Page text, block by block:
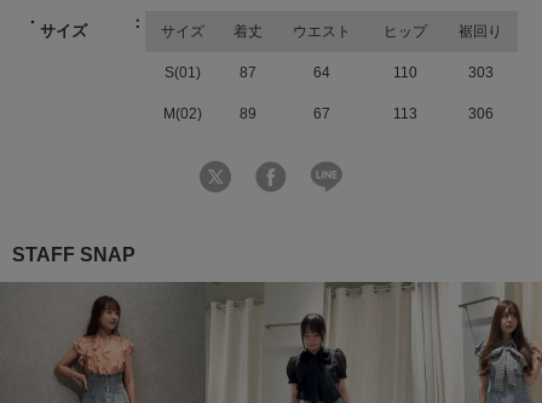
サイズ サイズ 着丈 ウエスト ヒップ 裾回り
S(01) 87 64 110 303
M(02) 89 67 113 306
STAFF SNAP